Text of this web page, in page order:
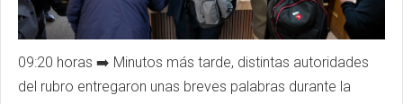
09:20 horas ➡️ Minutos más tarde, distintas autoridades
del rubro entregaron unas breves palabras durante la